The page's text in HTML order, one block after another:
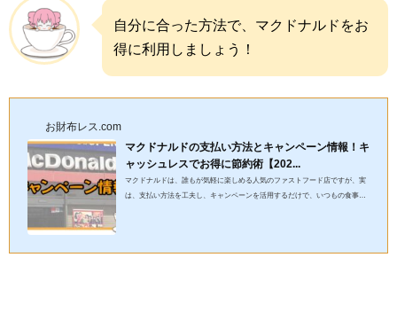
自分に合った方法で、マクドナルドをお
得に利用しましょう！
お財布レス.com
マクドナルドの支払い方法とキャンペーン情報！キ
ャッシュレスでお得に節約術【202...
マクドナルドは、誰もが気軽に楽しめる人気のファストフード店ですが、実
は、支払い方法を工夫し、キャンペーンを活用するだけで、いつもの食事が